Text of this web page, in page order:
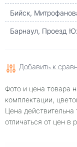
Бийск,
Барнаул, Проезд
Добавить к
Фото и цена товара
комплектации,
Цена
отличаться от цен в